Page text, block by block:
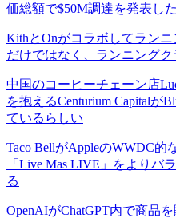
価総額で$50M調達を発表した
KithとOnがコラボしてラン
だけではなく、ランニング
中国のコーヒーチェーン店
を抱えるCenturium Capitalが
ているらしい
Taco BellがAppleのWWDC的
「Live Mas LIVE」をよりバ
る
OpenAIがChatGPT内で商品